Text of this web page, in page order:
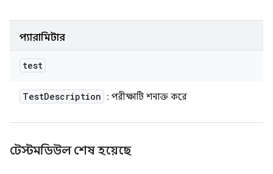
প্যারামিটার
test
TestDescription : পরীক্ষাটি শনাক্ত করে
টেস্টমডিউল শেষ হয়েছে